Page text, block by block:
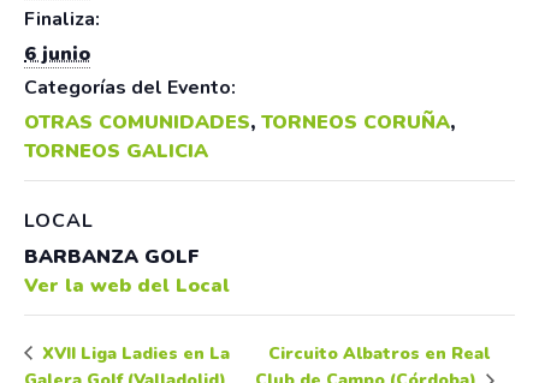
Finaliza:
6 junio
Categorías del Evento:
OTRAS COMUNIDADES, TORNEOS CORUÑA,
TORNEOS GALICIA
LOCAL
BARBANZA GOLF
Ver la web del Local
XVII Liga Ladies en La
Circuito Albatros en Real